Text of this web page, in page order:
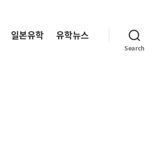
일본유학 유학뉴스
Search